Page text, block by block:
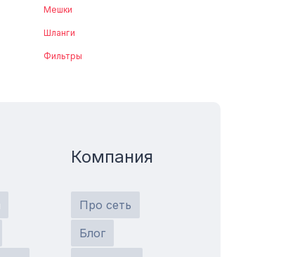
Мешки
Шланги
Фильтры
Компания
Про сеть
Блог